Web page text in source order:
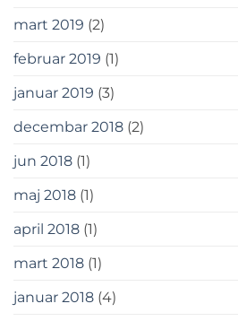
mart 2019 (2)
februar 2019 (1)
januar 2019 (3)
decembar 2018 (2)
jun 2018 (1)
maj 2018 (1)
april 2018 (1)
mart 2018 (1)
januar 2018 (4)